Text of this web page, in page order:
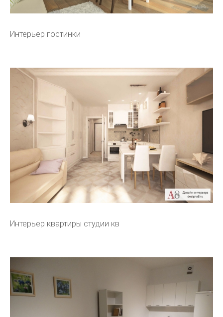
Интерьер гостинки
Интерьер квартиры студии кв